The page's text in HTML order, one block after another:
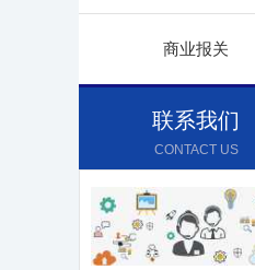
商业报关
联系我们
CONTACT US